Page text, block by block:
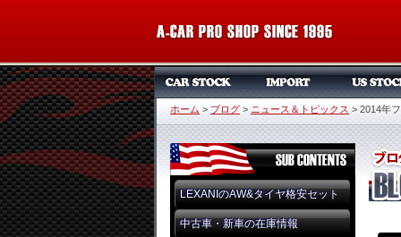
ホーム > ブログ > ニュース＆トピックス > 2014年
LEXANIのAW&タイヤ格安セット
中古車・新車の在庫情報